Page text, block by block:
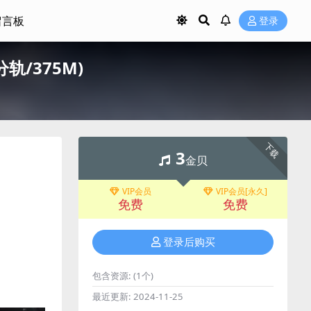
板 登录
轨/375M)
下载
3金贝
VIP会员
免费
VIP会员[永久]
免费
登录后购买
包含资源: (1个)
最近更新: 2024-11-25